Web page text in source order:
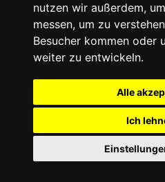
nutzen wir außerdem,
messen, um zu
Besucher kommen oder
weiter zu entwickeln.
Alle
Ich